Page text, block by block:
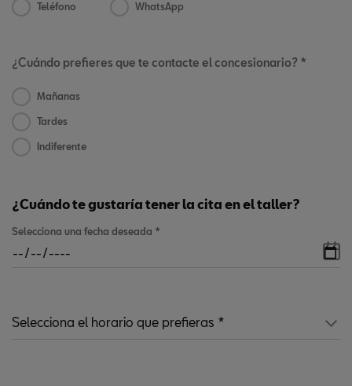
Teléfono WhatsApp
¿Cuándo prefieres que te contacte el concesionario? *
Mañanas
Tardes
Indiferente
¿Cuándo te gustaría tener la cita en el taller?
Selecciona una fecha deseada *